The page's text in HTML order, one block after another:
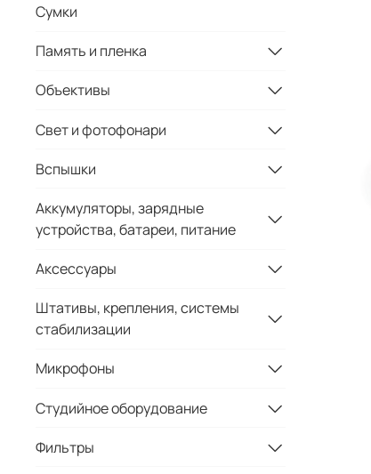
Сумки
Память и пленка
Объективы
Свет и фотофонари
Вспышки
Аккумуляторы, зарядные
устройства, батареи, питание
Аксессуары
Штативы, крепления, системы
стабилизации
Микрофоны
Студийное оборудование
Фильтры